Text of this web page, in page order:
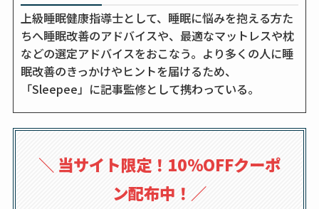
上級睡眠健康指導士として、睡眠に悩みを抱える方た
ちへ睡眠改善のアドバイスや、最適なマットレスや枕
などの選定アドバイスをおこなう。より多くの人に睡
眠改善のきっかけやヒントを届けるため、
「Sleepee」に記事監修として携わっている。
＼ 当サイト限定！10％OFFクーポ
ン配布中！ ／